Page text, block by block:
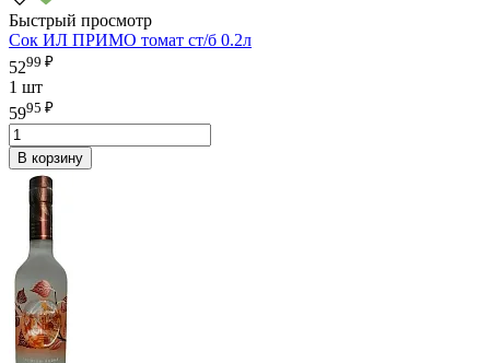
Быстрый просмотр
Сок ИЛ ПРИМО томат ст/б 0.2л
5299 ₽
1 шт
5995 ₽
В корзину